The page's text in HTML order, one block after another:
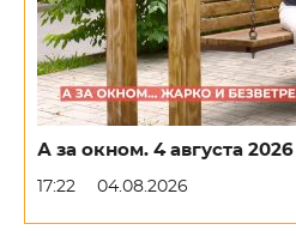
А за окном. 4 августа 2026
17:22 04.08.2026